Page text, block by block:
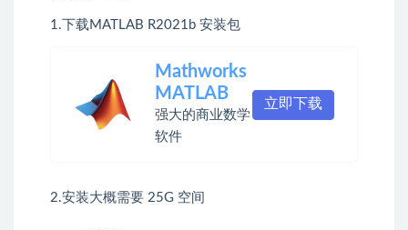
1.下载MATLAB R2021b 安装包
Mathworks
MATLAB
强大的商业数学
软件
立即下载
2.安装大概需要 25G 空间